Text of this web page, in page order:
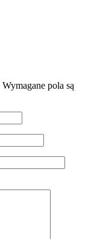
Wymagane pola są